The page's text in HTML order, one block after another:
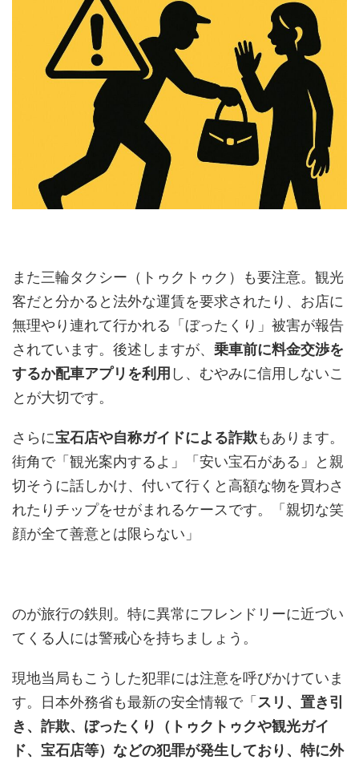
また三輪タクシー（トゥクトゥク）も要注意。観光
客だと分かると法外な運賃を要求されたり、お店に
無理やり連れて行かれる「ぼったくり」被害が報告
されています。後述しますが、 乗車前に料金交渉を
するか配車アプリを利用 し、むやみに信用しないこ
とが大切です。
さらに宝石店や自称ガイドによる詐欺もあります。
街角で「観光案内するよ」「安い宝石がある」と親
切そうに話しかけ、付いて行くと高額な物を買わさ
れたりチップをせがまれるケースです。「親切な笑
顔が全て善意とは限らない」
のが旅行の鉄則。特に異常にフレンドリーに近づい
てくる人には警戒心を持ちましょう。
現地当局もこうした犯罪には注意を呼びかけていま
す。日本外務省も最新の安全情報で「 スリ、置き引
き、詐欺、ぼったくり（トゥクトゥクや観光ガイ
ド、宝石店等）などの犯罪が発生しており、特に外